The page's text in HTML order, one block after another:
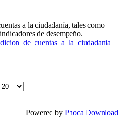
a la ciudadanía, tales como
de desempeño.
Powered by Phoca Download